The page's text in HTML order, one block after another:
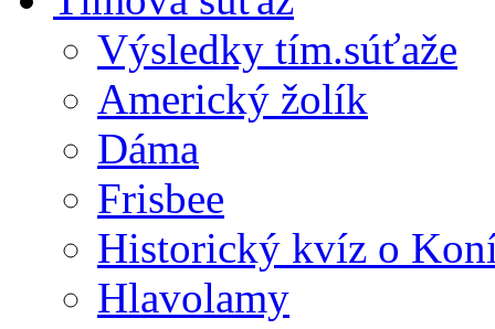
Výsledky tím.súťaže
Americký žolík
Dáma
Frisbee
Historický kvíz o
Hlavolamy